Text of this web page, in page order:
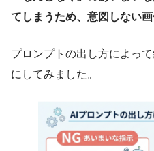
てしまうため、意図しない
プロンプトの出し方によっ
にしてみました。